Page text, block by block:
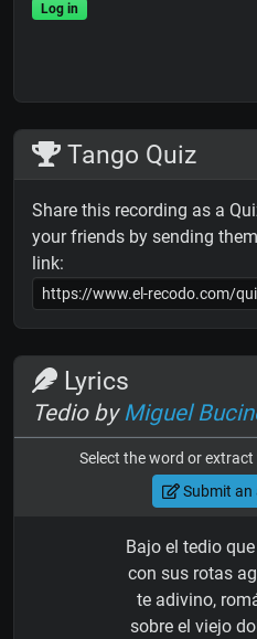
Log in
Tango Quiz
Share this recording as a
your friends by sending
link:
Lyrics
Tedio byMiguel
Select the word or
Submit an
Bajo el tedio
con sus rotas
te adivino,
sobre el viejo